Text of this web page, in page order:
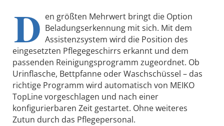
D en größten Mehrwert bringt die Option
Beladungserkennung mit sich. Mit dem
Assistenzsystem wird die Position des
eingesetzten Pflegegeschirrs erkannt und dem
passenden Reinigungsprogramm zugeordnet. Ob
Urinflasche, Bettpfanne oder Waschschüssel – das
richtige Programm wird automatisch von MEIKO
TopLine vorgeschlagen und nach einer
konfigurierbaren Zeit gestartet. Ohne weiteres
Zutun durch das Pflegepersonal.